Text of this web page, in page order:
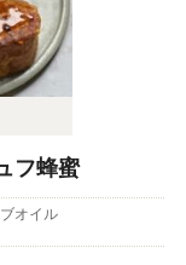
フ蜂蜜
オイル